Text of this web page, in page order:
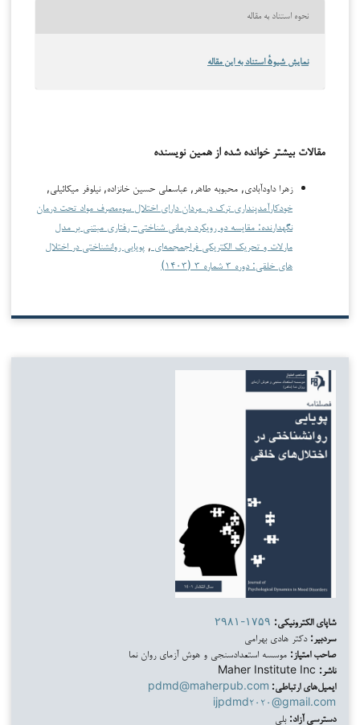
نحوه استناد به مقاله
نمایش شیوهٔ استناد به این مقاله
مقالات بیشتر خوانده شده از همین نویسنده
زهرا داودآبادی, محبوبه طاهر, عباسعلی حسین خانزاده, نیلوفر میکائیلی,
خودکارآمدپنداری ترک در مردان دارای اختلال سوءمصرف مواد تحت درمان
نگهدارنده: مقایسه دو رویکرد درمانی شناختی- رفتاری مبتنی بر مدل
مارلات و تحریک الکتریکی فراجمجمه‌ای , پویایی روانشناختی در اختلال
های خلقی: دوره ۳ شماره ۳ (۱۴۰۳)
شاپای الکترونیکی: ۲۹۸۱-۱۷۵۹
سردبیر: دکتر هادی بهرامی
صاحب امتیاز: موسسه استعدادسنجی و هوش آزمای روان نما
ناشر:
ایمیل‌های ارتباطی: pdmd@maherpub.com
ijpdmd۲۰۲۰@gmail.com
دسترسی آزاد: بلی